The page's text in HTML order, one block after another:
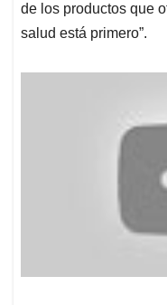
de los productos que
salud está primero”.